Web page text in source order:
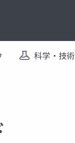
科学・技術